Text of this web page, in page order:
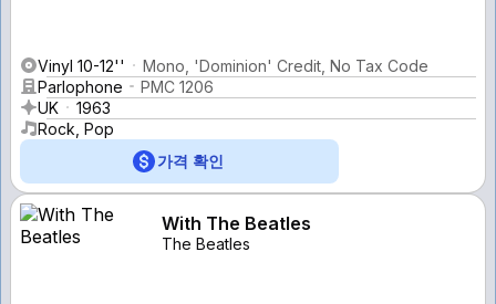
Vinyl 10-12''
Mono, 'Dominion' Credit, No Tax Code
Parlophone
PMC 1206
UK
1963
Rock, Pop
가격 확인
With The Beatles
The Beatles